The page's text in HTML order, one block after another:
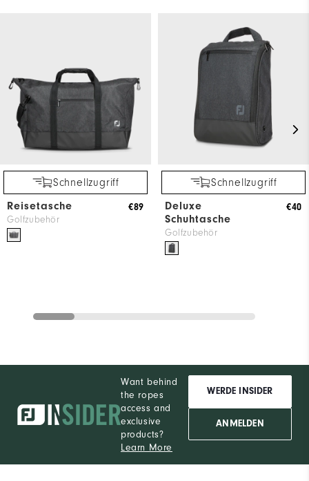
Schnellzugriff
Reisetasche
Golfzubehör
€89
Schnellzugriff
Deluxe
Schuhtasche
Golfzubehör
€40
Want behind
the ropes
access and
exclusive
products?
Learn More
WERDE INSIDER
ANMELDEN